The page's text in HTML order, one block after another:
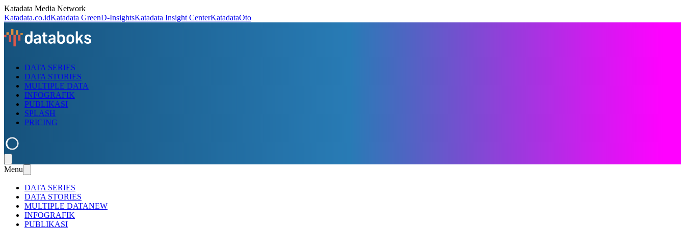
Katadata Media Network
Katadata.co.idKatadata GreenD-InsightsKatadata Insight CenterKatadataOto
DATA SERIES
DATA STORIES
MULTIPLE DATA
INFOGRAFIK
PUBLIKASI
SPLASH
PRICING
Menu
DATA SERIES
DATA STORIES
MULTIPLE DATANEW
INFOGRAFIK
PUBLIKASI